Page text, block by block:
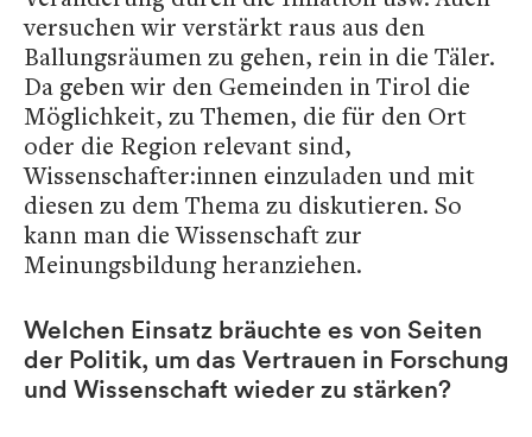
versuchen wir verstärkt raus aus den
Ballungsräumen zu gehen, rein in die Täler.
Da geben wir den Gemeinden in Tirol die
Möglichkeit, zu Themen, die für den Ort
oder die Region relevant sind,
Wissenschafter:innen einzuladen und mit
diesen zu dem Thema zu diskutieren. So
kann man die Wissenschaft zur
Meinungsbildung heranziehen.
Welchen Einsatz bräuchte es von Seiten
der Politik, um das Vertrauen in Forschung
und Wissenschaft wieder zu stärken?